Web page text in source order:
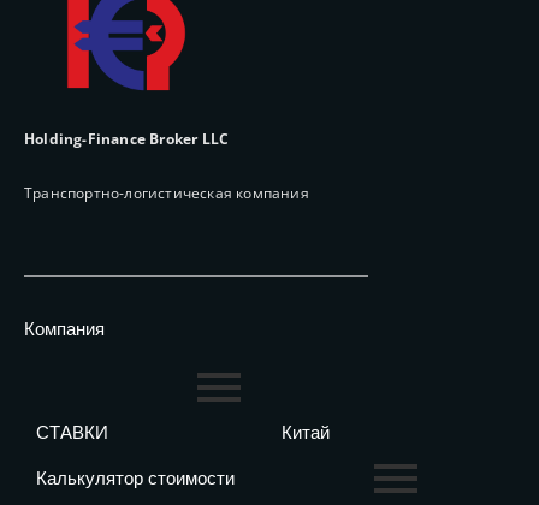
Holding-Finance Broker LLC
Транспортно-логистическая компания
Компания
СТАВКИ
Калькулятор стоимости
Китай